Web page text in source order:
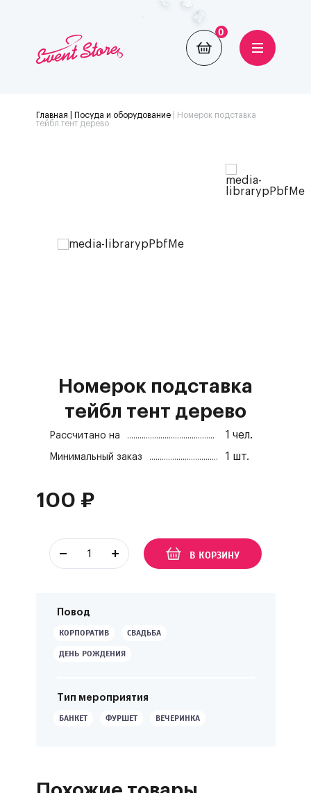
0
Главная | Посуда и оборудование|
Номерок подставка
тейбл тент дерево
Повод
КОРПОРАТИВ СВАДЬБА
ДЕНЬ РОЖДЕНИЯ
Тип мероприятия
БАНКЕТ ФУРШЕТ ВЕЧЕРИНКА
Номерок подставка
тейбл тент дерево
Рассчитано на 1 чел.
Минимальный заказ 1 шт.
100 ₽
В КОРЗИНУ